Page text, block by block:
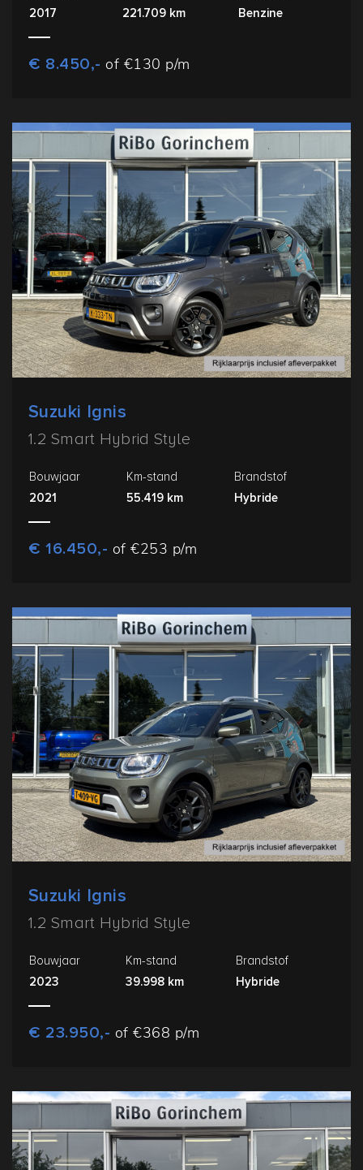
2017
221.709 km
Benzine
€ 8.450,- of €130 p/m
Suzuki Ignis
1.2 Smart Hybrid Style
Bouwjaar
2021
Km-stand
55.419 km
Brandstof
Hybride
€ 16.450,- of €253 p/m
Suzuki Ignis
1.2 Smart Hybrid Style
Bouwjaar
2023
Km-stand
39.998 km
Brandstof
Hybride
€ 23.950,- of €368 p/m